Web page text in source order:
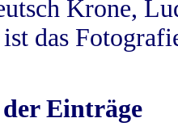
Krone,
das
Einträge